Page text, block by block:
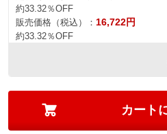
約33.32％OFF
販売価格（税込）： 16,722円
約33.32％OFF